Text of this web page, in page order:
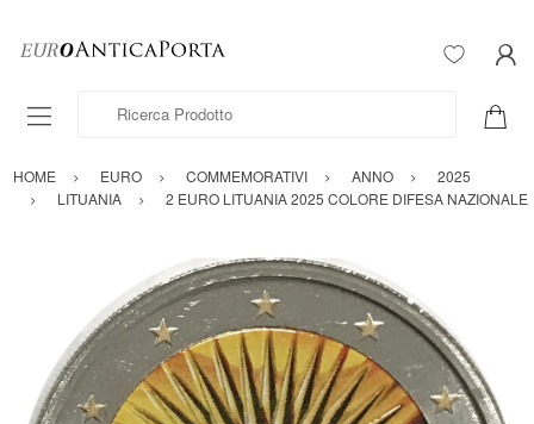
Ricerca Prodotto
HOME EURO COMMEMORATIVI ANNO
2025
LITUANIA
2 EURO LITUANIA 2025 COLORE DIFESA NAZIONALE